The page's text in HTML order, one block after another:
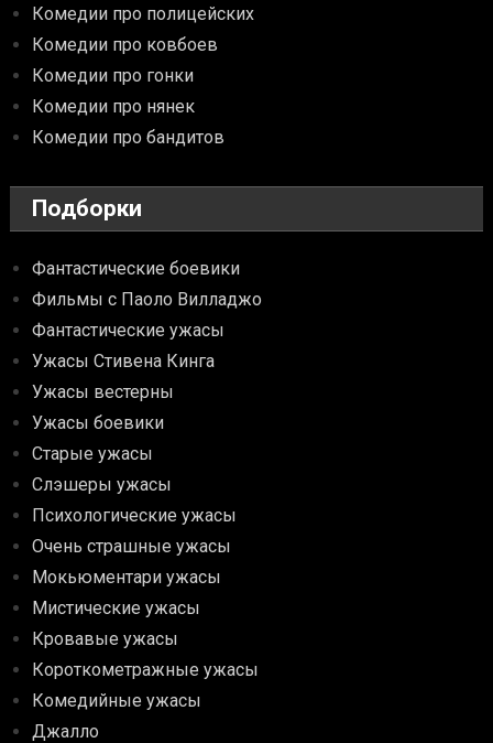
Комедии про полицейских
Комедии про ковбоев
Комедии про гонки
Комедии про нянек
Комедии про бандитов
Подборки
Фантастические боевики
Фильмы с Паоло Вилладжо
Фантастические ужасы
Ужасы Стивена Кинга
Ужасы вестерны
Ужасы боевики
Старые ужасы
Слэшеры ужасы
Психологические ужасы
Очень страшные ужасы
Мокьюментари ужасы
Мистические ужасы
Кровавые ужасы
Короткометражные ужасы
Комедийные ужасы
Джалло